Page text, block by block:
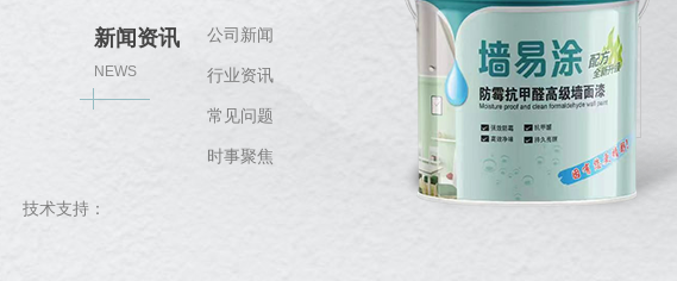
新闻资讯
NEWS
公司新闻
行业资讯
常见问题
时事聚焦 关注我们
技术支持：